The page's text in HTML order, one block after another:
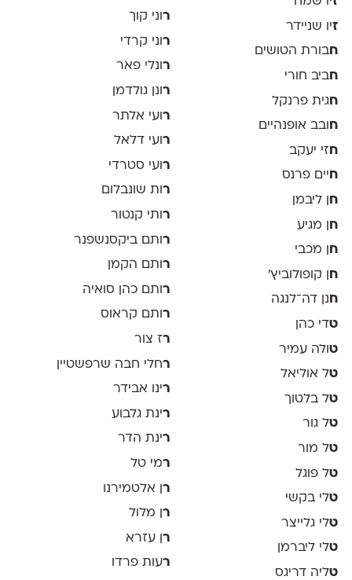
זיו שניידר
חבורת הטושים
חביב חורי
ח גית פרנקל
חובב אופנהיים
חזי יעקב
חיים פרנס
ח
ן ליבמן
ח
ן מגיע
ח ן מכבי
ח
ן קופולוביץ'
חנן דה־לנגה
טדי כהן
טולה עמיר
טל אוליאל
טל בלטוך
טל גור
טל מור
טל פוגל
טלי בקשי
טלי גלייצר
טלי ליברמן
טליה דריגס
רוני קוך
ר וני קרדי
רונלי פאר
ר ונן גולדמן
ר ועי אלתר
רועי דלאל
ר ועי סטרדי
רות שונבלום
ר ותי קנטור
ר ותם ביקסנשפנר
רותם הקמן
ר ותם כהן סואיה
רותם קראוס
רז צור
רחלי חבה שרפשטיין
רינו אבידר
רינת גלבוע
רינת הדר
רמי טל
רן אלטמירנו
ר ן מלול
ר ן עזרא
רעות פרדו